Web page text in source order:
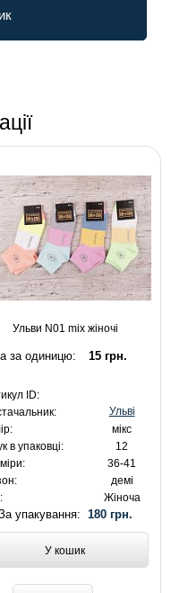
Ульви N01 mix жіночі
за одиницю: 15 грн.
ID:
Ульві
мікс
в упаковці:
12
36-41
демі
Жіноча
упакування: 180 грн.
У кошик